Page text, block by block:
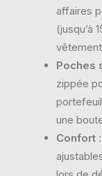
affaires
(jusqu’à
Poches
zippée
une
Confort